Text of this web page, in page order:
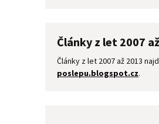
Články z let 2007
Články z let 2007 až 2013
poslepu.blogspot.cz.